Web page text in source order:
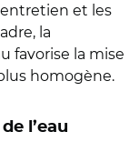
et les
la
favorise la mise
homogène.
l’eau